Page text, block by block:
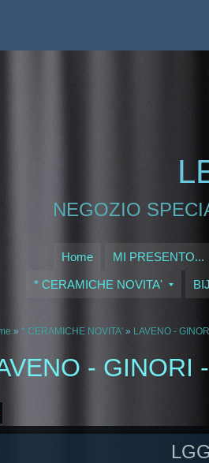
NEGOZIO
Home MI PRESENTO...
* CERAMICHE NOVITA'
» * CERAMICHE NOVITA' » LAVENO -
- GINORI